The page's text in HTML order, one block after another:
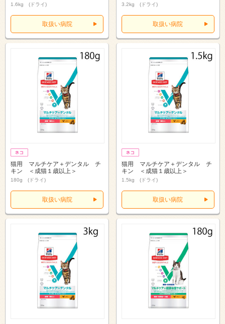
1.6kg (ドライ)
取扱い病院
3.2kg (ドライ)
取扱い病院
猫用 マルチケア＋デンタル チ
キン ＜成猫１歳以上＞
180g (ドライ)
取扱い病院
猫用 マルチケア＋デンタル チ
キン ＜成猫１歳以上＞
1.5kg (ドライ)
取扱い病院